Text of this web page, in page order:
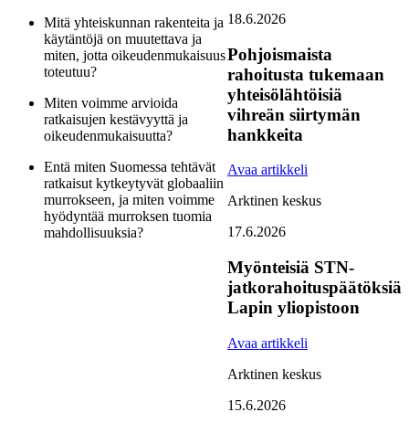
Mitä yhteiskunnan rakenteita ja
käytäntöjä on muutettava ja
miten, jotta oikeudenmukaisuus
toteutuu?
Miten voimme arvioida
ratkaisujen kestävyyttä ja
oikeudenmukaisuutta?
Entä miten Suomessa tehtävät
ratkaisut kytkeytyvät globaaliin
murrokseen, ja miten voimme
hyödyntää murroksen tuomia
mahdollisuuksia?
18.6.2026
Pohjoismaista
rahoitusta tukemaan
yhteisölähtöisiä
vihreän siirtymän
hankkeita
Avaa artikkeli
Arktinen keskus
17.6.2026
Myönteisiä STN-
jatkorahoituspäätöksiä
Lapin yliopistoon
Avaa artikkeli
Arktinen keskus
15.6.2026